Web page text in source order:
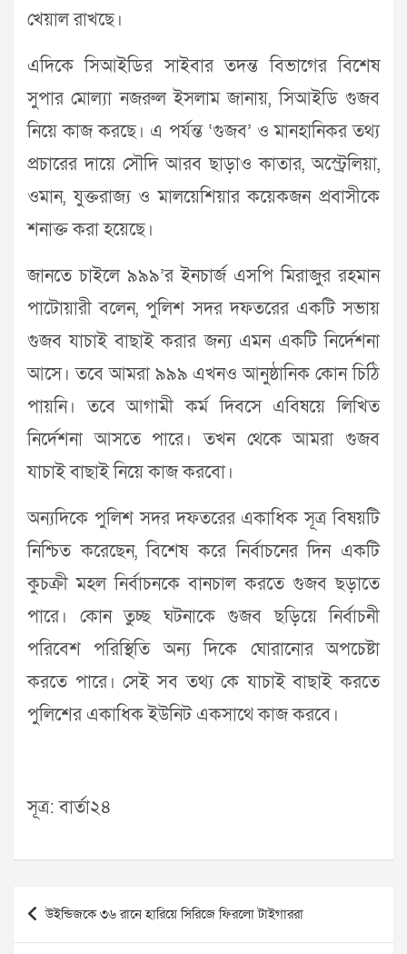
খেয়াল রাখছে।
এদিকে সিআইডির সাইবার তদন্ত বিভাগের বিশেষ
সুপার মোল্যা নজরুল ইসলাম জানায়, সিআইডি গুজব
নিয়ে কাজ করছে। এ পর্যন্ত ‘গুজব’ ও মানহানিকর তথ্য
প্রচারের দায়ে সৌদি আরব ছাড়াও কাতার, অস্ট্রেলিয়া,
ওমান, যুক্তরাজ্য ও মালয়েশিয়ার কয়েকজন প্রবাসীকে
শনাক্ত করা হয়েছে।
জানতে চাইলে ৯৯৯’র ইনচার্জ এসপি মিরাজুর রহমান
পাটোয়ারী বলেন, পুলিশ সদর দফতরের একটি সভায়
গুজব যাচাই বাছাই করার জন্য এমন একটি নির্দেশনা
আসে। তবে আমরা ৯৯৯ এখনও আনুষ্ঠানিক কোন চিঠি
পায়নি। তবে আগামী কর্ম দিবসে এবিষয়ে লিখিত
নির্দেশনা আসতে পারে। তখন থেকে আমরা গুজব
যাচাই বাছাই নিয়ে কাজ করবো।
অন্যদিকে পুলিশ সদর দফতরের একাধিক সূত্র বিষয়টি
নিশ্চিত করেছেন, বিশেষ করে নির্বাচনের দিন একটি
কুচক্রী মহল নির্বাচনকে বানচাল করতে গুজব ছড়াতে
পারে। কোন তুচ্ছ ঘটনাকে গুজব ছড়িয়ে নির্বাচনী
পরিবেশ পরিস্থিতি অন্য দিকে ঘোরানোর অপচেষ্টা
করতে পারে। সেই সব তথ্য কে যাচাই বাছাই করতে
পুলিশের একাধিক ইউনিট একসাথে কাজ করবে।
সূত্র: বার্তা২৪
Post
navigation
উইন্ডিজকে ৩৬ রানে হারিয়ে সিরিজে ফিরলো টাইগাররা